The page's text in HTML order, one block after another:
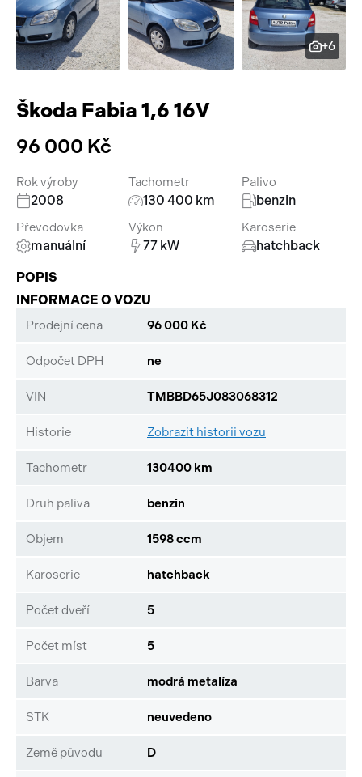
Pracovní stroje
Náhradní díly
Auto a život
Videa
+6
Škoda Fabia 1,6 16V
96 000 Kč
Rok výroby
2008
Tachometr
130 400 km
Palivo
benzin
Převodovka
manuální
Výkon
77 kW
Karoserie
hatchback
POPIS
INFORMACE O VOZU
Prodejní cena 96 000 Kč
Odpočet DPH ne
VIN TMBBD65J083068312
Historie Zobrazit historii vozu
Tachometr 130400 km
Druh paliva benzin
Objem 1598 ccm
Karoserie hatchback
Počet dveří 5
Počet míst 5
Barva modrá metalíza
STK neuvedeno
Země původu D